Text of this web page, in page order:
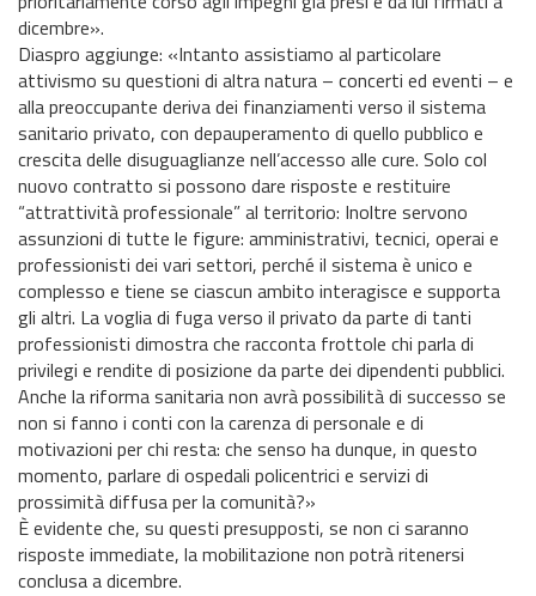
dicembre».
Diaspro aggiunge: «Intanto assistiamo al particolare
attivismo su questioni di altra natura – concerti ed eventi – e
alla preoccupante deriva dei finanziamenti verso il sistema
sanitario privato, con depauperamento di quello pubblico e
crescita delle disuguaglianze nell’accesso alle cure. Solo col
nuovo contratto si possono dare risposte e restituire
“attrattività professionale” al territorio: Inoltre servono
assunzioni di tutte le figure: amministrativi, tecnici, operai e
professionisti dei vari settori, perché il sistema è unico e
complesso e tiene se ciascun ambito interagisce e supporta
gli altri. La voglia di fuga verso il privato da parte di tanti
professionisti dimostra che racconta frottole chi parla di
privilegi e rendite di posizione da parte dei dipendenti pubblici.
Anche la riforma sanitaria non avrà possibilità di successo se
non si fanno i conti con la carenza di personale e di
motivazioni per chi resta: che senso ha dunque, in questo
momento, parlare di ospedali policentrici e servizi di
prossimità diffusa per la comunità?»
È evidente che, su questi presupposti, se non ci saranno
risposte immediate, la mobilitazione non potrà ritenersi
conclusa a dicembre.